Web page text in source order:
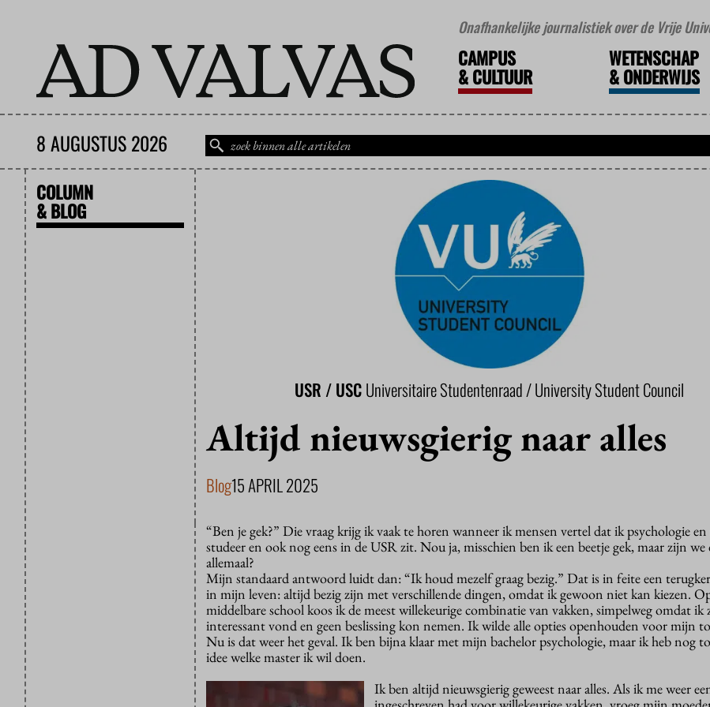
Onafhankelijke journalistiek over de Vrije
CAMPUS
&CULTUUR
WETENSCHAP
&ONDERWIJS
8 AUGUSTUS 2026
COLUMN
& BLOG
USR / USCUniversitaire Studentenraad / University Student Council
Altijd nieuwsgierig naar alles
Blog15 APRIL 2025
“Ben je gek?” Die vraag krijg ik vaak te horen wanneer ik mensen vertel dat ik psychologie
studeer en ook nog eens in de USR zit. Nou ja, misschien ben ik een beetje gek, maar zijn
allemaal?
Mijn standaard antwoord luidt dan: “Ik houd mezelf graag bezig.” Dat is in feite een
in mijn leven: altijd bezig zijn met verschillende dingen, omdat ik gewoon niet kan kiezen.
middelbare school koos ik de meest willekeurige combinatie van vakken, simpelweg omdat ik
interessant vond en geen beslissing kon nemen. Ik wilde alle opties openhouden voor mijn
Nu is dat weer het geval. Ik ben bijna klaar met mijn bachelor psychologie, maar ik heb nog
idee welke master ik wil doen.
Ik ben altijd nieuwsgierig geweest naar alles. Als ik me weer